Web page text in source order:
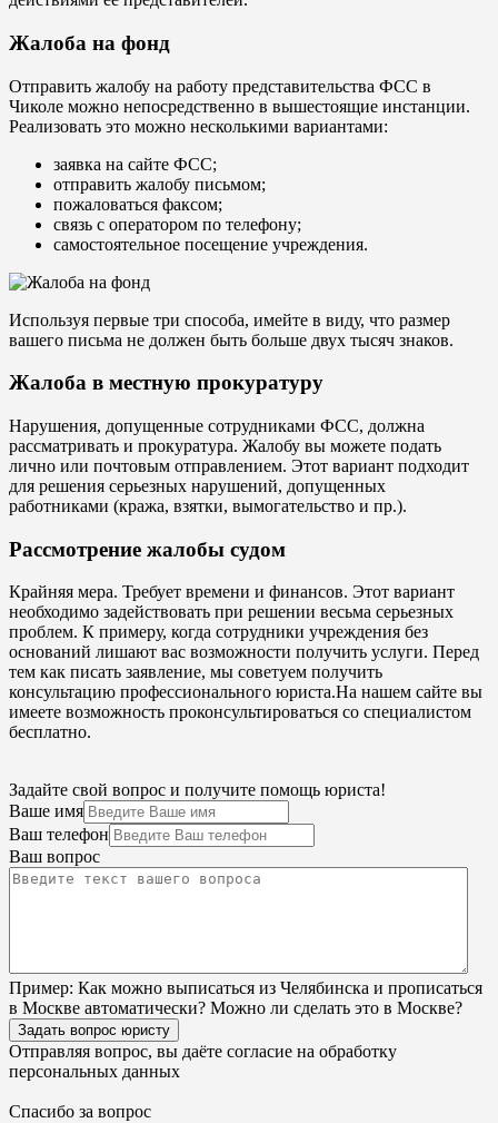
Жалоба на фонд
Отправить жалобу на работу представительства ФСС в
Чиколе можно непосредственно в вышестоящие инстанции.
Реализовать это можно несколькими вариантами:
заявка на сайте ФСС;
отправить жалобу письмом;
пожаловаться факсом;
связь с оператором по телефону;
самостоятельное посещение учреждения.
Используя первые три способа, имейте в виду, что размер
вашего письма не должен быть больше двух тысяч знаков.
Жалоба в местную прокуратуру
Нарушения, допущенные сотрудниками ФСС, должна
рассматривать и прокуратура. Жалобу вы можете подать
лично или почтовым отправлением. Этот вариант подходит
для решения серьезных нарушений, допущенных
работниками (кража, взятки, вымогательство и пр.).
Рассмотрение жалобы судом
Крайняя мера. Требует времени и финансов. Этот вариант
необходимо задействовать при решении весьма серьезных
проблем. К примеру, когда сотрудники учреждения без
оснований лишают вас возможности получить услуги. Перед
тем как писать заявление, мы советуем получить
консультацию профессионального юриста.На нашем сайте вы
имеете возможность проконсультироваться со специалистом
бесплатно.
Задайте свой вопрос и получите помощь юриста!
Ваше имя
Ваш телефон
Ваш вопрос
Пример: Как можно выписаться из Челябинска и прописаться
в Москве автоматически? Можно ли сделать это в Москве?
Задать вопрос юристу
Отправляя вопрос, вы даёте согласие на обработку
персональных данных
Спасибо за вопрос